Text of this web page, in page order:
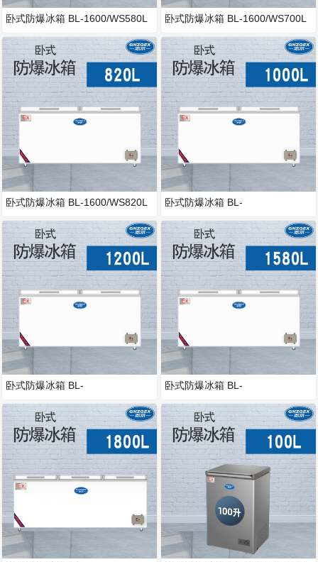
卧式防爆冰箱 BL-1600/WS580L
卧式防爆冰箱 BL-1600/WS820L
卧式防爆冰箱 BL-
卧式防爆冰箱 BL-1600/WS700L
卧式防爆冰箱 BL-
卧式防爆冰箱 BL-